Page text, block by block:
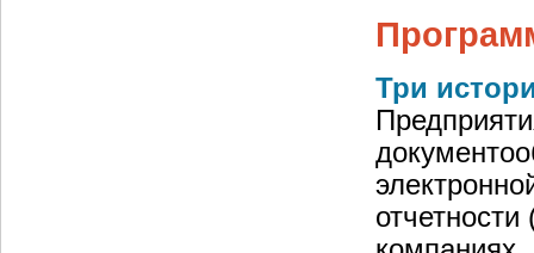
Три